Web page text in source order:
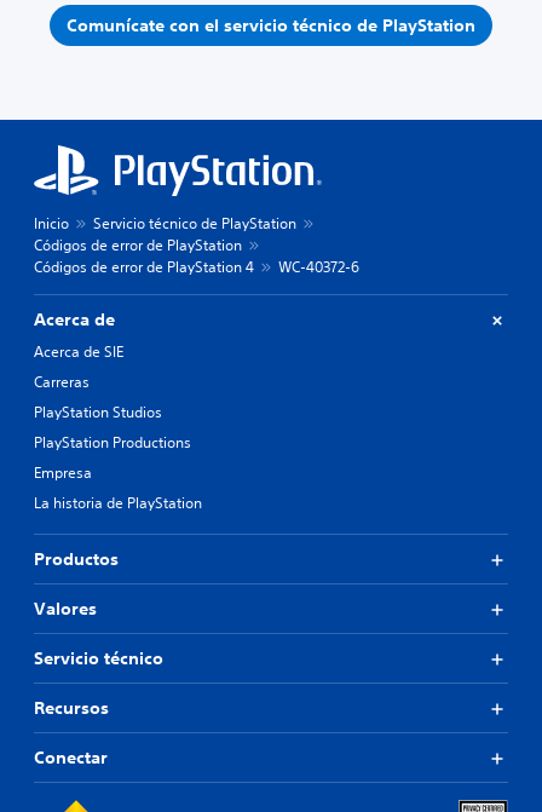
Comunícate con el servicio técnico de PlayStation
Inicio
Servicio técnico de PlayStation
Códigos de error de PlayStation
Códigos de error de PlayStation 4
WC-40372-6
Acerca de
Acerca de SIE
Carreras
PlayStation Studios
PlayStation Productions
Empresa
La historia de PlayStation
Productos
Valores
Servicio técnico
Recursos
Conectar